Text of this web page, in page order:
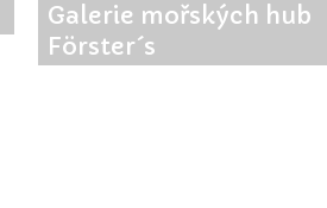
Galerie mořských hub
Förster´s